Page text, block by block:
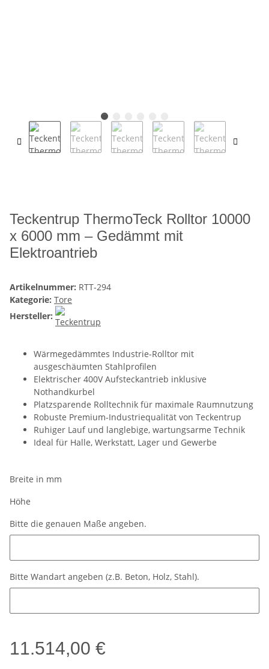
Teckentrup ThermoTeck Rolltor 10000
x 6000 mm – Gedämmt mit
Elektroantrieb
Artikelnummer: RTT-294
Kategorie: Tore
Hersteller:
Wärmegedämmtes Industrie-Rolltor mit
ausgeschäumten Stahlprofilen
Elektrischer 400V Aufsteckantrieb inklusive
Nothandkurbel
Platzsparende Rolltechnik für maximale Raumnutzung
Robuste Premium-Industriequalität von Teckentrup
Ruhiger Lauf und langlebige, wartungsarme Technik
Ideal für Halle, Werkstatt, Lager und Gewerbe
Breite in mm
Höhe
Bitte die genauen Maße angeben.
Bitte Wandart angeben (z.B. Beton, Holz, Stahl).
11.514,00 €